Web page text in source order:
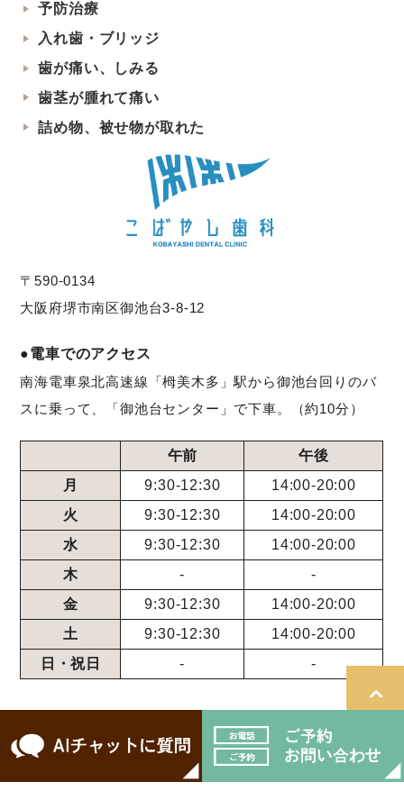
予防治療
入れ歯・ブリッジ
歯が痛い、しみる
歯茎が腫れて痛い
詰め物、被せ物が取れた
〒590-0134
大阪府堺市南区御池台3-8-12
●電車でのアクセス
南海電車泉北高速線「栂美木多」駅から御池台回りのバ
スに乗って、「御池台センター」で下車。（約10分）
午前
午後
月
9:30-12:30
14:00-20:00
火
9:30-12:30
14:00-20:00
水
9:30-12:30
14:00-20:00
木
-
-
金
9:30-12:30
14:00-20:00
土
9:30-12:30
14:00-20:00
日・祝日
- -
＞サイトマップ